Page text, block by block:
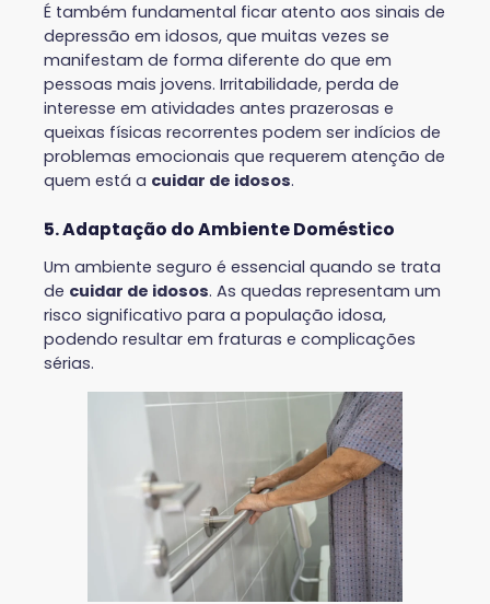
É também fundamental ficar atento aos sinais de
depressão em idosos, que muitas vezes se
manifestam de forma diferente do que em
pessoas mais jovens. Irritabilidade, perda de
interesse em atividades antes prazerosas e
queixas físicas recorrentes podem ser indícios de
problemas emocionais que requerem atenção de
quem está a cuidar de idosos.
5. Adaptação do Ambiente Doméstico
Um ambiente seguro é essencial quando se trata
de cuidar de idosos. As quedas representam um
risco significativo para a população idosa,
podendo resultar em fraturas e complicações
sérias.